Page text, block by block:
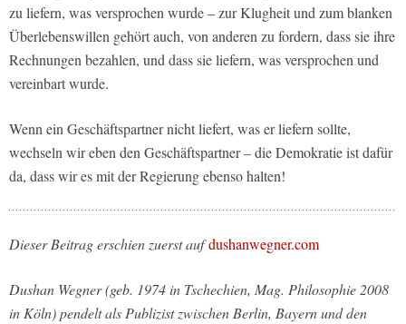
zu liefern, was versprochen wurde – zur Klugheit und zum blanken
Überlebenswillen gehört auch, von anderen zu fordern, dass sie ihre
Rechnungen bezahlen, und dass sie liefern, was versprochen und
vereinbart wurde.
Wenn ein Geschäftspartner nicht liefert, was er liefern sollte,
wechseln wir eben den Geschäftspartner – die Demokratie ist dafür
da, dass wir es mit der Regierung ebenso halten!
Dieser Beitrag erschien zuerst aufdushanwegner.com
Dushan Wegner (geb. 1974 in Tschechien, Mag. Philosophie 2008
in Köln) pendelt als Publizist zwischen Berlin, Bayern und den